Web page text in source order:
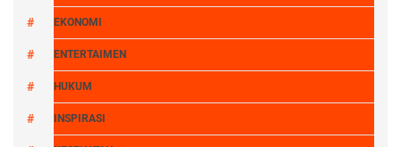
EKONOMI
ENTERTAIMEN
HUKUM
INSPIRASI